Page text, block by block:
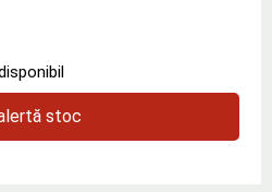
stoc